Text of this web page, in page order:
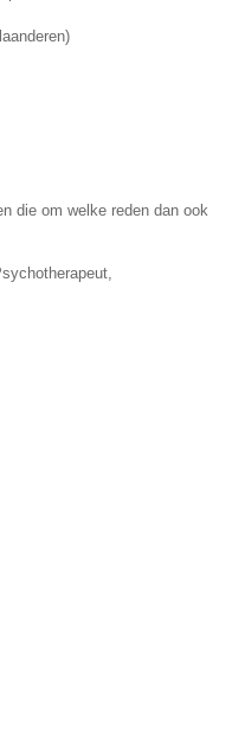
)
die om welke reden dan ook